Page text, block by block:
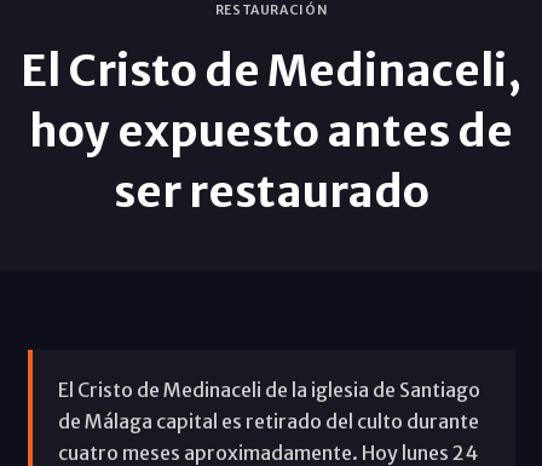
RESTAURACIÓN
El Cristo de Medinaceli,
hoy expuesto antes de
ser restaurado
El Cristo de Medinaceli de la iglesia de Santiago
de Málaga capital es retirado del culto durante
cuatro meses aproximadamente. Hoy lunes 24